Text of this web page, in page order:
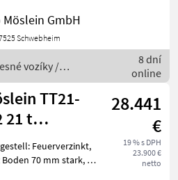
je 2, 5
Bordwände, klappbar und
Möslein GmbH
Schwebheim
vozíky /
8 dní
online
TT21-
21 t
NE
28.441
€
19 % s DPH
23.900 €
netto
Feuerverzinkt,
70 mm stark, 20